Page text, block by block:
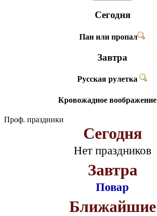
Сегодня
Пан или пропал
Завтра
Русская рулетка
Кровожадное воображение
Проф. праздники
Сегодня
Нет праздников
Завтра
Повар
Ближайшие